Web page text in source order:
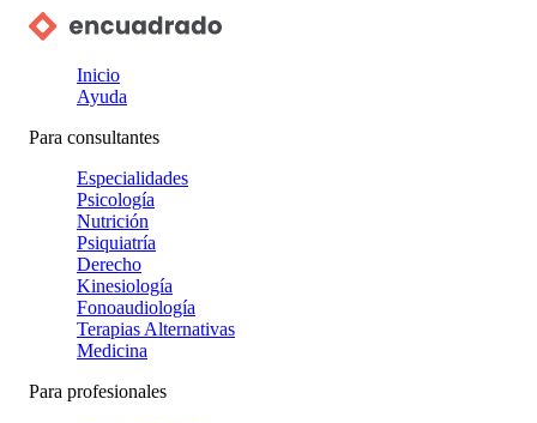
Inicio
Ayuda
Para consultantes
Especialidades
Psicología
Nutrición
Psiquiatría
Derecho
Kinesiología
Fonoaudiología
Terapias Alternativas
Medicina
Para profesionales